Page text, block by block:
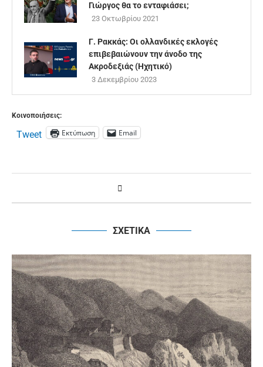
Γιώργος θα το ενταφιάσει;
23 Οκτωβρίου 2021
Γ. Ρακκάς: Οι ολλανδικές εκλογές
επιβεβαιώνουν την άνοδο της
Ακροδεξιάς (Ηχητικό)
3 Δεκεμβρίου 2023
Κοινοποιήσεις:
Tweet Εκτύπωση Email
ΣΧΕΤΙΚΑ